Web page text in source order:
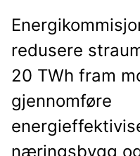
redusere
20 TWh fram
gjennomføre
næringsbygg